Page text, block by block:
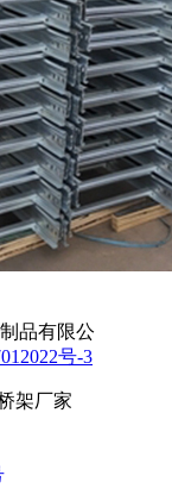
品有限公
号-3
架厂家